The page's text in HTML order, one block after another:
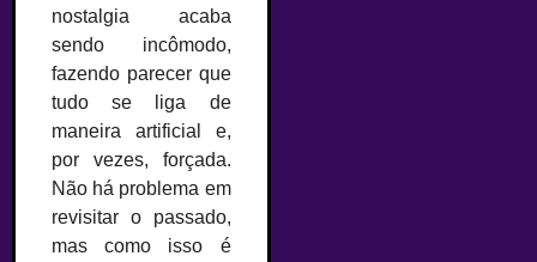
nostalgia acaba
sendo incômodo,
fazendo parecer que
tudo se liga de
maneira artificial e,
por vezes, forçada.
Não há problema em
revisitar o passado,
mas como isso é